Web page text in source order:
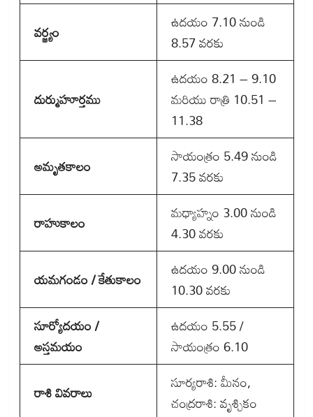
వర్జ్యం
ఉదయం 7.10 నుండి
8.57 వరకు
దుర్ముహూర్తము
ఉదయం 8.21 – 9.10
మరియు రాత్రి 10.51 –
11.38
అమృతకాలం
సాయంత్రం 5.49 నుండి
7.35 వరకు
రాహుకాలం
మధ్యాహ్నం 3.00 నుండి
4.30 వరకు
యమగండం / కేతుకాలం
ఉదయం 9.00 నుండి
10.30 వరకు
సూర్యోదయం /
అస్తమయం
ఉదయం 5.55 /
సాయంత్రం 6.10
రాశి వివరాలు
సూర్యరాశి: మీనం,
చంద్రరాశి: వృశ్చికం